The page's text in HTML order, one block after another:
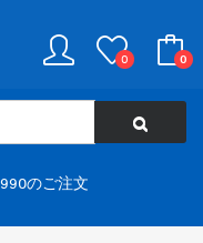
0 0
のご注文